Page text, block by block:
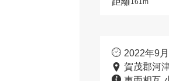
161m
2022年9
賀茂郡河